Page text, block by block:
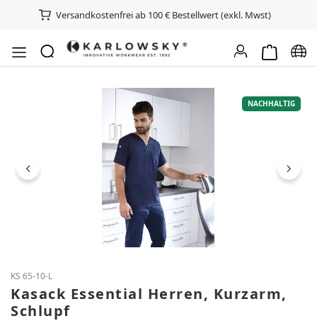
Versandkostenfrei ab 100 € Bestellwert (exkl. Mwst)
Bildergalerie überspringen
NACHHALTIG
KS 65-10-L
Kasack Essential Herren, Kurzarm,
Schlupf